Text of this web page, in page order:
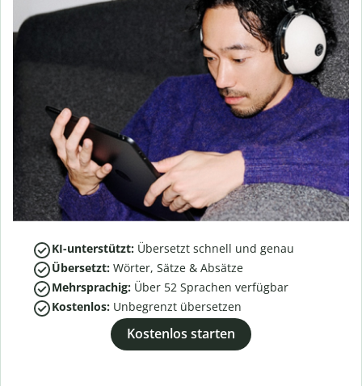
KI-unterstützt: Übersetzt schnell und genau
Übersetzt: Wörter, Sätze & Absätze
Mehrsprachig: Über 52 Sprachen verfügbar
Kostenlos: Unbegrenzt übersetzen
Kostenlos starten